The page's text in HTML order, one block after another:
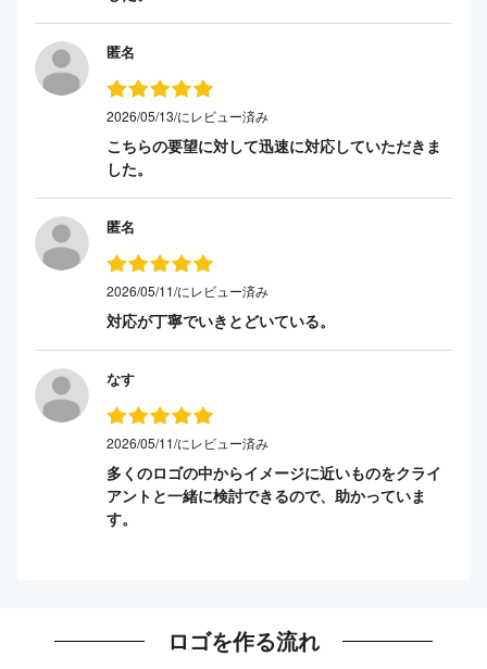
匿名
2026/05/13/にレビュー済み
こちらの要望に対して迅速に対応していただきま
した。
匿名
2026/05/11/にレビュー済み
対応が丁寧でいきとどいている。
なす
2026/05/11/にレビュー済み
多くのロゴの中からイメージに近いものをクライ
アントと一緒に検討できるので、助かっていま
す。
ロゴを作る流れ